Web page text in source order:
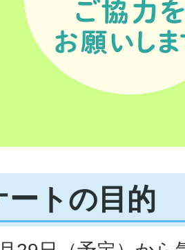
ートの目的